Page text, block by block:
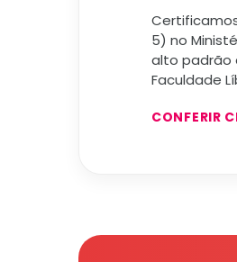
5) no
alto padrão
Faculdade
CONFERIR